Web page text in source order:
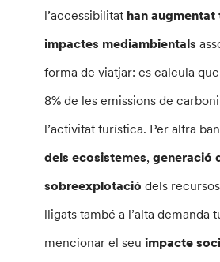
l’accessibilitat han augmentat
impactes mediambientals
forma de viatjar: es calcula
8% de les emissions de
l’activitat turística. Per altra
dels ecosistemes,generació
sobreexplotaciódels
lligats també a l’alta demanda
mencionar el seuimpacte